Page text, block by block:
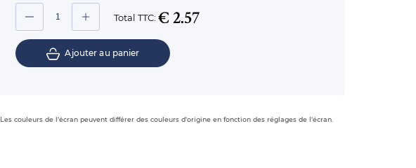
Total TTC: € 2.57
Ajouter au panier
Les couleurs de l'écran peuvent différer des couleurs d'origine en fonction des réglages de l'écran.